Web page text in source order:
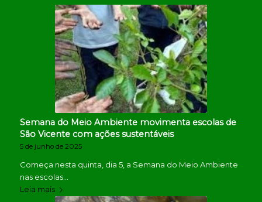
Semana do Meio Ambiente movimenta escolas de
São Vicente com ações sustentáveis
5 de junho de 2025
Começa nesta quinta, dia 5, a Semana do Meio Ambiente
nas escolas…
Leia mais